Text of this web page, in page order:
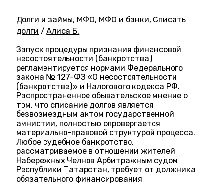
Долги и займы, МФО, МФО и банки, Списать
долги /Алиса Б.
Запуск процедуры признания финансовой
несостоятельности (банкротства)
регламентируется нормами Федерального
закона № 127-ФЗ «О несостоятельности
(банкротстве)» и Налогового кодекса РФ.
Распространенное обывательское мнение о
том, что списание долгов является
безвозмездным актом государственной
амнистии, полностью опровергается
материально-правовой структурой процесса.
Любое судебное банкротство,
рассматриваемое в отношении жителей
Набережных Челнов Арбитражным судом
Республики Татарстан, требует от должника
обязательного финансирования